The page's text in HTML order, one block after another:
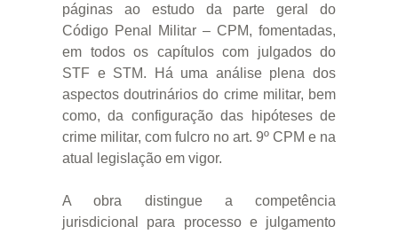
páginas ao estudo da parte geral do
Código Penal Militar – CPM, fomentadas,
em todos os capítulos com julgados do
STF e STM. Há uma análise plena dos
aspectos doutrinários do crime militar, bem
como, da configuração das hipóteses de
crime militar, com fulcro no art. 9º CPM e na
atual legislação em vigor.
A obra distingue a competência
jurisdicional para processo e julgamento